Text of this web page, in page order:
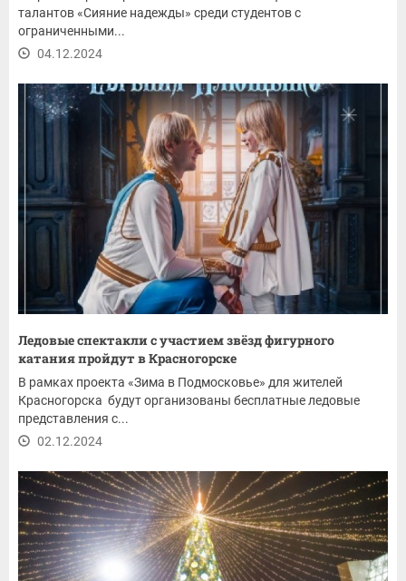
талантов «Сияние надежды» среди студентов с
ограниченными...
04.12.2024
Ледовые спектакли с участием звёзд фигурного
катания пройдут в Красногорске
В рамках проекта «Зима в Подмосковье» для жителей
Красногорска будут организованы бесплатные ледовые
представления с...
02.12.2024